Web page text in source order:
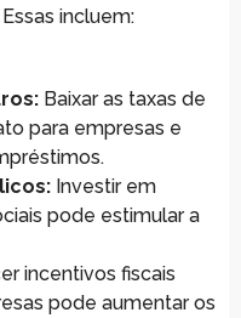
Essas incluem:
Baixar as taxas de
para empresas e
Investir em
pode estimular a
incentivos fiscais
pode aumentar os